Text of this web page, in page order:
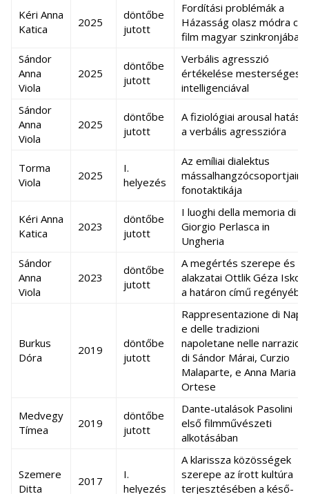
Kéri Anna
Katica
2025
döntőbe
jutott
Fordítási problémák a
Házasság olasz módra c.
film magyar szinkronjában
Sándor
Anna
Viola
2025
döntőbe
jutott
Verbális agresszió
értékelése mesterséges
intelligenciával
Sándor
Anna
Viola
2025
döntőbe
jutott
A fiziológiai arousal hatása
a verbális agresszióra
Torma
Viola
2025
I.
helyezés
Az emíliai dialektus
fonotaktikája
Kéri Anna
Katica
2023
döntőbe
jutott
I luoghi della memoria di
Giorgio Perlasca in
Ungheria
Sándor
Anna
Viola
2023
döntőbe
jutott
A megértés szerepe és
alakzatai Ottlik Géza Iskola
a határon című
Burkus
Dóra
2019
döntőbe
jutott
Rappresentazione di
e delle tradizioni
napoletane nelle narrazioni
di Sándor Márai, Curzio
Malaparte, e Anna Maria
Ortese
Medvegy
Tímea
2019
döntőbe
jutott
Dante-utalások Pasolini
első filmművészeti
alkotásában
Szemere
Ditta
2017
I.
helyezés
A klarissza közösségek
szerepe az írott kultúra
terjesztésében a késő-